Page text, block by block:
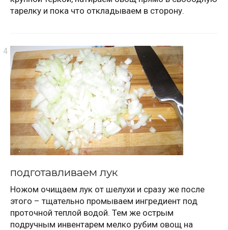
тарелку и пока что откладываем в сторону.
подготавливаем лук
Ножом очищаем лук от шелухи и сразу же после
этого – тщательно промываем ингредиент под
проточной теплой водой. Тем же острым
подручным инвентарем мелко рубим овощ на